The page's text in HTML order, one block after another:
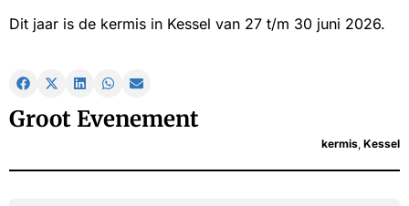
Dit jaar is de kermis in Kessel van 27 t/m 30 juni 2026.
Groot Evenement
kermis Kessel